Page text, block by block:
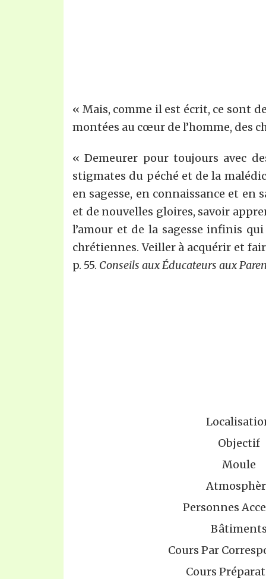
« Mais, comme il est écrit, ce sont
montées au cœur de l’homme, des
« Demeurer pour toujours avec
stigmates du péché et de la
en sagesse, en connaissance et
et de nouvelles gloires, savoir
l’amour et de la sagesse infinis
chrétiennes. Veiller à acquérir et
p. 55. Conseils aux Éducateurs aux
Objectif
Moule
Personnes
Cours Par
Cours